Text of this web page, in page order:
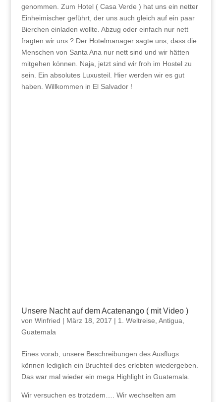
genommen. Zum Hotel ( Casa Verde ) hat uns ein netter
Einheimischer geführt, der uns auch gleich auf ein paar
Bierchen einladen wollte. Abzug oder einfach nur nett
fragten wir uns ? Der Hotelmanager sagte uns, dass die
Menschen von Santa Ana nur nett sind und wir hätten
mitgehen können. Naja, jetzt sind wir froh im Hostel zu
sein. Ein absolutes Luxusteil. Hier werden wir es gut
haben. Willkommen in El Salvador !
Unsere Nacht auf dem Acatenango ( mit Video )
von Winfried | März 18, 2017 | 1. Weltreise Antigua
Guatemala
Eines vorab, unsere Beschreibungen des Ausflugs
können lediglich ein Bruchteil des erlebten wiedergeben.
Das war mal wieder ein mega Highlight in Guatemala.
Wir versuchen es trotzdem…. Wir wechselten am